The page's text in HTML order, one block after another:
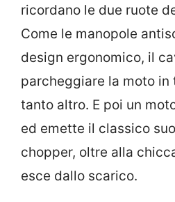
ricordano le due ruote
Come le manopole
design ergonomico, il
parcheggiare la moto in
tanto altro. E poi un
ed emette il classico
chopper, oltre alla
esce dallo scarico.